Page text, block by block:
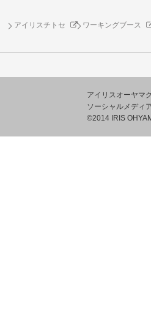
アイリスチトセ ワーキングブース
アイリスオーヤマ
ソーシャルメディ
©2014 IRIS